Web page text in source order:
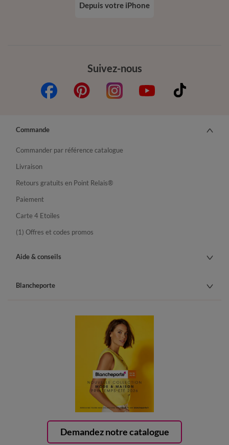
Suivez-nous
Depuis votre iPhone
Demandez notre catalogue
Commande
Commander par référence catalogue
Livraison
Retours gratuits en Point Relais®
Paiement
Carte 4 Etoiles
(1) Offres et codes promos
Aide & conseils
Blancheporte